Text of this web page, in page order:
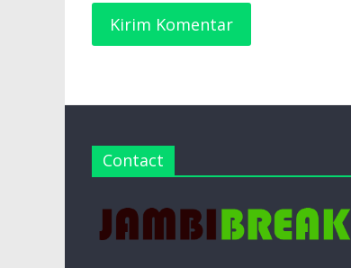
Contact